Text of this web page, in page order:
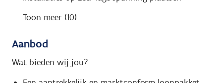
Toon meer (10)
Aanbod
Wat bieden wij jou?